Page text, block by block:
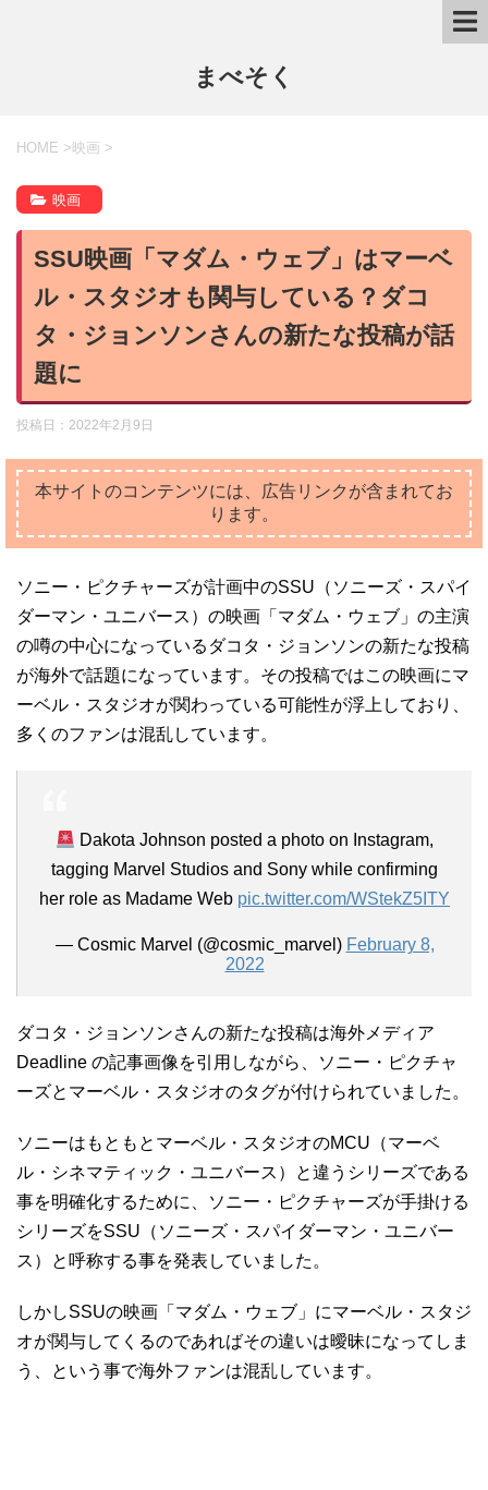
まべそく
HOME > 映画 >
映画
SSU映画「マダム・ウェブ」はマーベ
ル・スタジオも関与している？ダコ
タ・ジョンソンさんの新たな投稿が話
題に
投稿日： 2022年2月9日
本サイトのコンテンツには、広告リンクが含まれてお
ります。
ソニー・ピクチャーズが計画中のSSU（ソニーズ・スパイ
ダーマン・ユニバース）の映画「マダム・ウェブ」の主演
の噂の中心になっているダコタ・ジョンソンの新たな投稿
が海外で話題になっています。その投稿ではこの映画にマ
ーベル・スタジオが関わっている可能性が浮上しており、
多くのファンは混乱しています。
Dakota Johnson posted a photo on Instagram,
tagging Marvel Studios and Sony while confirming
her role as Madame Web pic.twitter.com/WStekZ5ITY
— Cosmic Marvel (@cosmic_marvel) February 8,
2022
ダコタ・ジョンソンさんの新たな投稿は海外メディア
Deadline の記事画像を引用しながら、ソニー・ピクチャ
ーズとマーベル・スタジオのタグが付けられていました。
ソニーはもともとマーベル・スタジオのMCU（マーベ
ル・シネマティック・ユニバース）と違うシリーズである
事を明確化するために、ソニー・ピクチャーズが手掛ける
シリーズをSSU（ソニーズ・スパイダーマン・ユニバー
ス）と呼称する事を発表していました。
しかしSSUの映画「マダム・ウェブ」にマーベル・スタジ
オが関与してくるのであればその違いは曖昧になってしま
う、という事で海外ファンは混乱しています。